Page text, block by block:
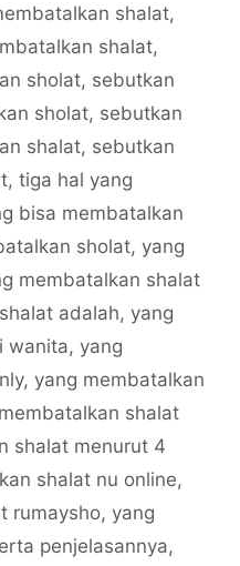
shalat,
shalat,
sholat, sebutkan
sholat, sebutkan
shalat, sebutkan
, tiga hal yang
bisa membatalkan
sholat, yang
membatalkan shalat
adalah, yang
wanita, yang
, yang membatalkan
shalat
shalat menurut 4
shalat nu online,
rumaysho, yang
penjelasannya,